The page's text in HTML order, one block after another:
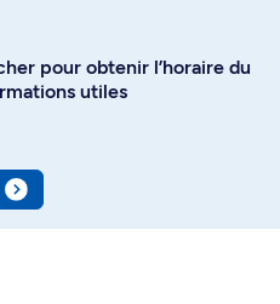
pour obtenir l’horaire du
utiles